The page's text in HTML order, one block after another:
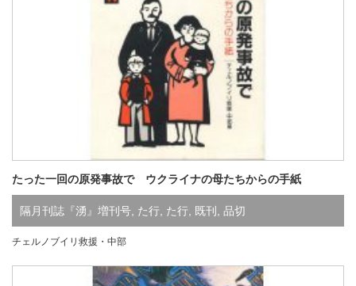
たった一回の原発事故で ウクライナの母たちからの手紙
隔月刊誌『湧』増刊号 た行 た行 既刊 品切
チェルノブイリ救援・中部